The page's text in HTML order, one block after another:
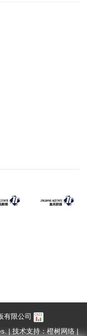
|技术支持：橙树网络